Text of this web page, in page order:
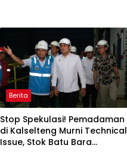
Berita
Stop Spekulasi! Pemadaman
di Kalselteng Murni Technical
Issue, Stok Batu Bara